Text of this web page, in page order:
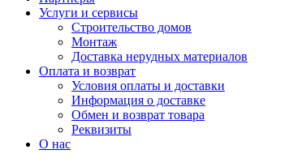
Услуги и сервисы
Строительство домов
Монтаж
Доставка нерудных материалов
Оплата и возврат
Условия оплаты и доставки
Информация о доставке
Обмен и возврат товара
Реквизиты
О нас